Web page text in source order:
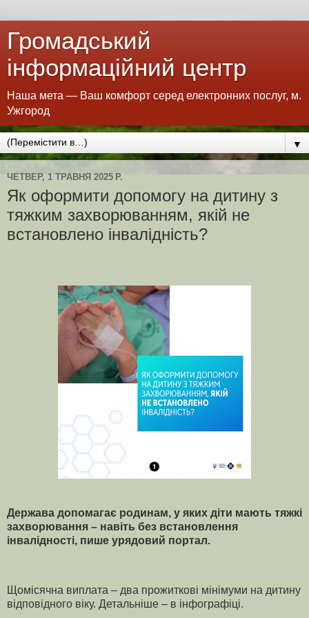
Громадський
інформаційний центр
Наша мета — Ваш комфорт серед електронних послуг, м.
Ужгород
▼
ЧЕТВЕР, 1 ТРАВНЯ 2025 Р.
Як оформити допомогу на дитину з
тяжким захворюванням, якій не
встановлено інвалідність?
Держава допомагає родинам, у яких діти мають тяжкі
захворювання – навіть без встановлення
інвалідності, пише урядовий портал.
Щомісячна виплата – два прожиткові мінімуми на дитину
відповідного віку. Детальніше – в інфографіці.